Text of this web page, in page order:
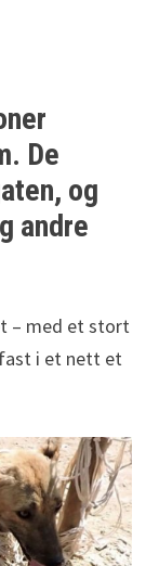
De
og
andre
– med et stort
i et nett et